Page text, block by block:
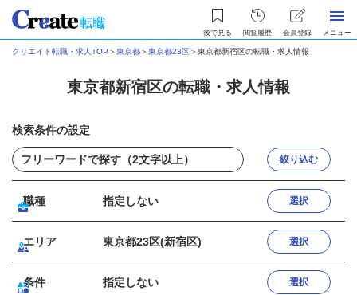
後で見る 閲覧履歴 会員登録 メニュー
クリエイト転職・求人TOP ＞東京都＞東京都23区＞東京都新宿区の転職・求人情報
東京都新宿区の転職・求人情報
検索条件の設定
絞り込む
職種 指定しない 選択
エリア 東京都23区(新宿区) 選択
条件 指定しない 選択